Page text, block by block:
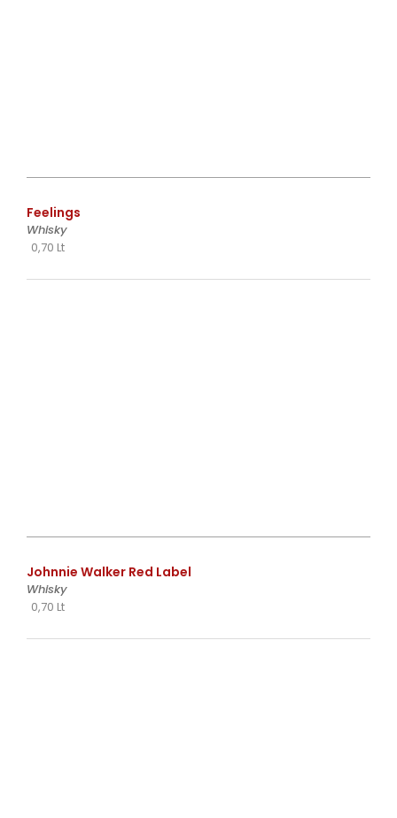
Feelings
Whisky
0,70 Lt
Johnnie Walker Red Label
Whisky
0,70 Lt